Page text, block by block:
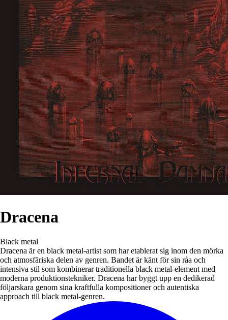
Dracena
Black metal
Dracena är en black metal-artist som har etablerat sig inom den mörka
och atmosfäriska delen av genren. Bandet är känt för sin råa och
intensiva stil som kombinerar traditionella black metal-element med
moderna produktionstekniker. Dracena har byggt upp en dedikerad
följarskara genom sina kraftfulla kompositioner och autentiska
approach till black metal-genren.